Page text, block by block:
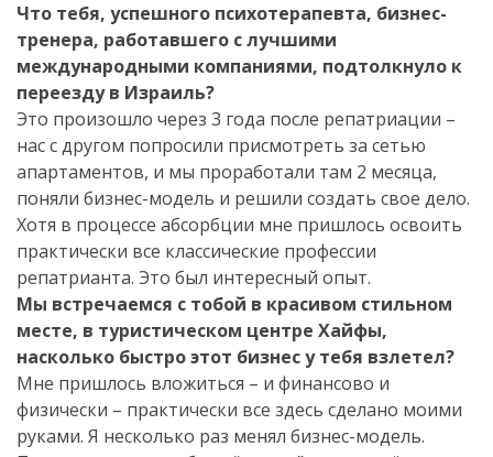
Что тебя, успешного психотерапевта, бизнес-
тренера, работавшего с лучшими
международными компаниями, подтолкнуло к
переезду в Израиль?
Это произошло через 3 года после репатриации –
нас с другом попросили присмотреть за сетью
апартаментов, и мы проработали там 2 месяца,
поняли бизнес-модель и решили создать свое дело.
Хотя в процессе абсорбции мне пришлось освоить
практически все классические профессии
репатрианта. Это был интересный опыт.
Мы встречаемся с тобой в красивом стильном
месте, в туристическом центре Хайфы,
насколько быстро этот бизнес у тебя взлетел?
Мне пришлось вложиться – и финансово и
физически – практически все здесь сделано моими
руками. Я несколько раз менял бизнес-модель.